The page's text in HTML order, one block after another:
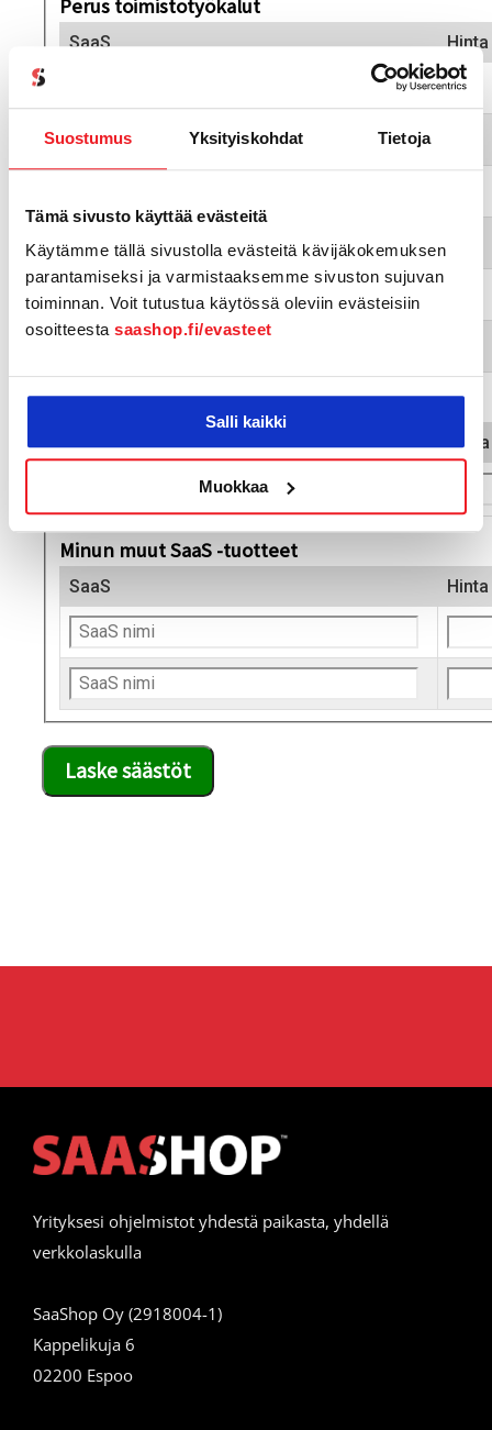
Suostumus Yksityiskohdat Tietoja
Tämä sivusto käyttää evästeitä
Käytämme tällä sivustolla evästeitä kävijäkokemuksen
parantamiseksi ja varmistaaksemme sivuston sujuvan
toiminnan. Voit tutustua käytössä oleviin evästeisiin
osoitteesta saashop.fi/evasteet
Salli kaikki
Muokkaa
Yrityksesi ohjelmistot yhdestä paikasta, yhdellä
verkkolaskulla
SaaShop Oy (2918004-1)
Kappelikuja 6
02200 Espoo